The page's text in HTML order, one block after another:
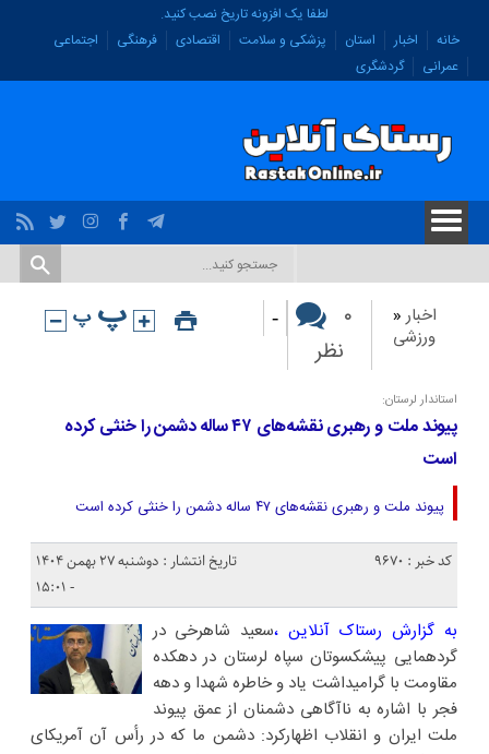
لطفا یک افزونه تاریخ نصب کنید.
خانه
اخبار استان پزشکی و سلامت اقتصادی فرهنگی
اجتماعی
عمرانی
گردشگری
اخبار«
ورزشی
۰
نظر
-
استاندار لرستان:
پیوند ملت و رهبری نقشه‌های ۴۷ ساله دشمن را خنثی کرده
است
پیوند ملت و رهبری نقشه‌های ۴۷ ساله دشمن را خنثی کرده است
کد خبر : 9670
تاریخ انتشار : دوشنبه ۲۷ بهمن ۱۴۰۴
- ۱۵:۰۱
به گزارش رستاک آنلاین ،سعید شاهرخی در
گردهمایی پیشکسوتان سپاه لرستان در دهکده
مقاومت با گرامیداشت یاد و خاطره شهدا و دهه
فجر با اشاره به ناآگاهی دشمنان از عمق پیوند
ملت ایران و انقلاب اظهارکرد: دشمن ما که در رأس آن آمریکای